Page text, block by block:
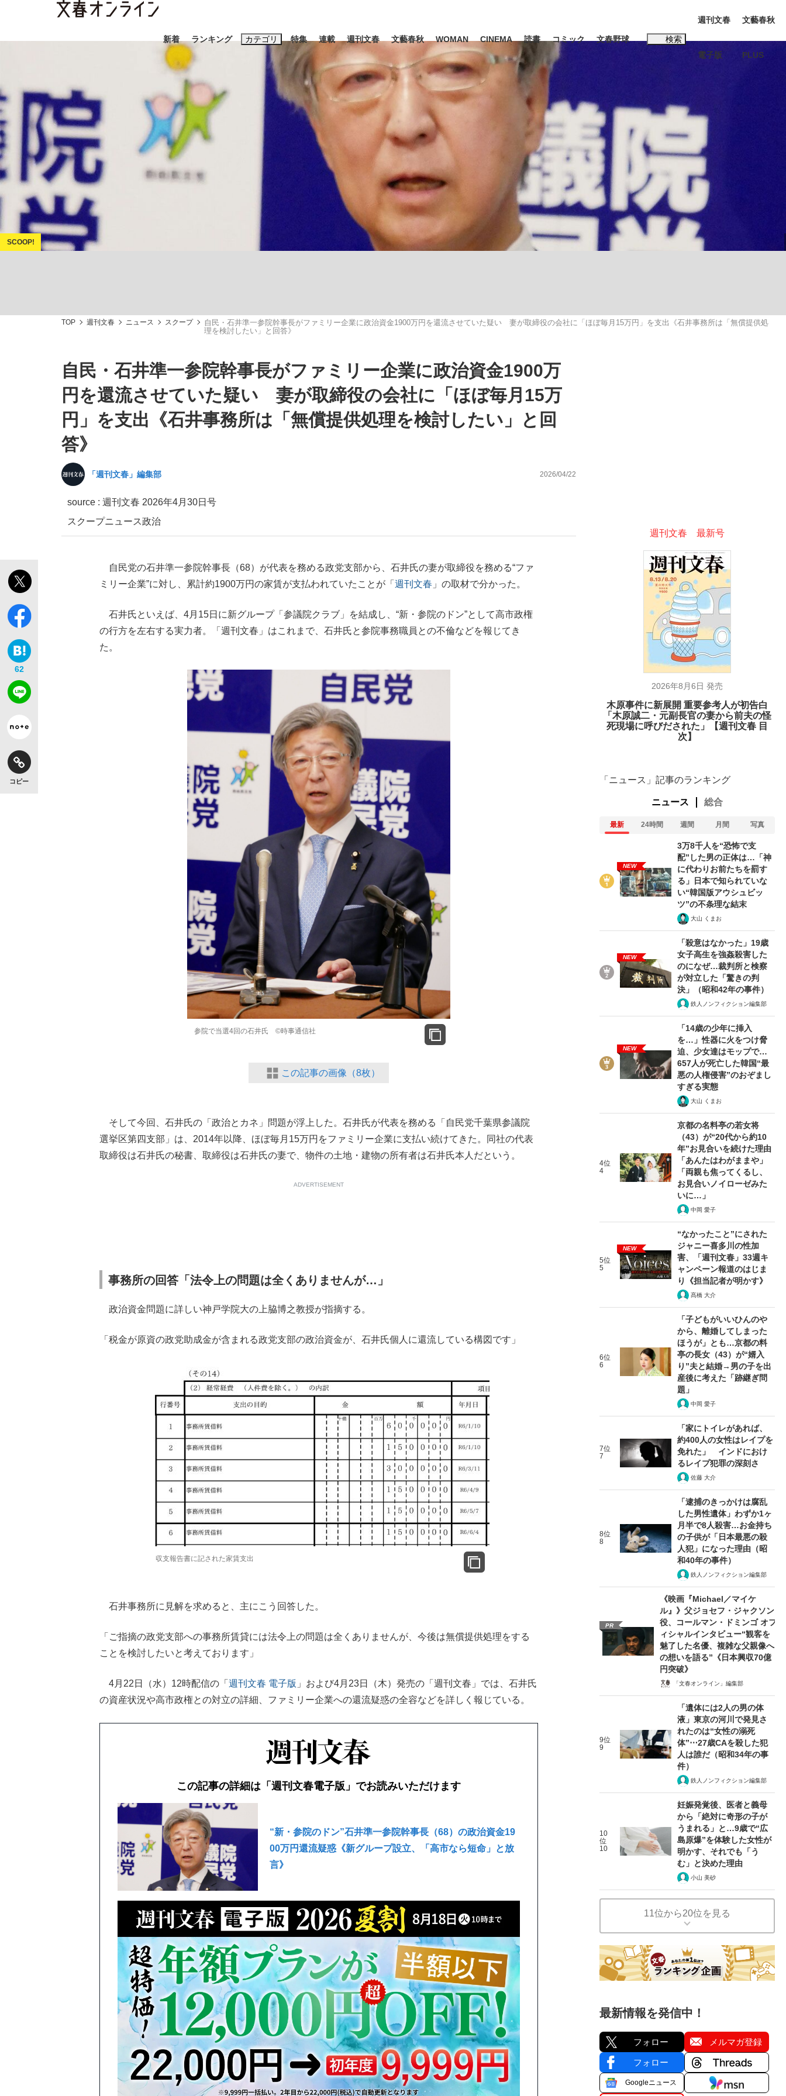
新着 ランキング カテゴリ
スクープ エンタメ ライフ ビジネス インタビュー
「90%は失敗する。でも…」本田圭佑が初めて明かした日本代表監督に... 「最悪の空気のまま解散」WBC日本代表“敗戦”の真実 選手が明かす...
「敗因分析は一切聞かれなかった」侍ジャパン選手が証言した“NPB聞... 「クマが悪者扱いされているのが悲しい」『北の国から』倉本聰氏（91...
「目標達成できなかったからと言って…」サッカー日本代表・森保一監督...
特集
観る将棋、読む将棋
キングの誕生を、目撃せよ。
連載 週刊文春 文藝春秋 WOMAN CINEMA 読書 コミック 文春野球 検索
キーワード入力
おすすめのキーワードタグ一覧
#藤田晋 #三山凌輝 #高市早苗 #後藤真希 #森岡毅 #城彰二
#松田聖子
#亀和田武
週刊文春
電子版
文藝春秋
PLUS
TOP 週刊文春 ニュース スクープ
自民・石井準一参院幹事長がファミリー企業に政治資金1900万円を還流させていた疑い 妻が取締役の会社に「ほぼ毎月15万円」を支出《石井事務所は「無償提供処
理を検討したい」と回答》
自民・石井準一参院幹事長がファミリー企業に政治資金1900万
円を還流させていた疑い 妻が取締役の会社に「ほぼ毎月15万
円」を支出《石井事務所は「無償提供処理を検討したい」と回
答》
「週刊文春」編集部 2026/04/22
source : 週刊文春 2026年4月30日号
スクープニュース政治
62
コピー
自民党の石井準一参院幹事長（68）が代表を務める政党支部から、石井氏の妻が取締役を務める“ファ
ミリー企業”に対し、累計約1900万円の家賃が支払われていたことが「 週刊文春 」の取材で分かった。
石井氏といえば、4月15日に新グループ「参議院クラブ」を結成し、“新・参院のドン”として高市政権
の行方を左右する実力者。「週刊文春」はこれまで、石井氏と参院事務職員との不倫などを報じてき
た。
参院で当選4回の石井氏 ©時事通信社
この記事の画像（8枚）
そして今回、石井氏の「政治とカネ」問題が浮上した。石井氏が代表を務める「自民党千葉県参議院
選挙区第四支部」は、2014年以降、ほぼ毎月15万円をファミリー企業に支払い続けてきた。同社の代表
取締役は石井氏の秘書、取締役は石井氏の妻で、物件の土地・建物の所有者は石井氏本人だという。
ADVERTISEMENT
事務所の回答「法令上の問題は全くありませんが…」
政治資金問題に詳しい神戸学院大の上脇博之教授が指摘する。
「税金が原資の政党助成金が含まれる政党支部の政治資金が、石井氏個人に還流している構図です」
収支報告書に記された家賃支出
石井事務所に見解を求めると、主にこう回答した。
「ご指摘の政党支部への事務所賃貸には法令上の問題は全くありませんが、今後は無償提供処理をする
ことを検討したいと考えております」
4月22日（水）12時配信の「 週刊文春 電子版 」および4月23日（木）発売の「週刊文春」では、石井氏
の資産状況や高市政権との対立の詳細、ファミリー企業への還流疑惑の全容などを詳しく報じている。
この記事の詳細は「週刊文春電子版」でお読みいただけます
“新・参院のドン”石井準一参院幹事長（68）の政治資金19
00万円還流疑惑《新グループ設立、「高市なら短命」と放
言》
週刊文春 最新号
2026年8月6日 発売
木原事件に新展開 重要参考人が初告白
「木原誠二・元副長官の妻から前夫の怪
死現場に呼びだされた」【週刊文春 目
次】
「ニュース」記事のランキング
ニュース 総合
最新 24時間 週間 月間 写真
NEW
3万8千人を“恐怖で支
配”した男の正体は…「神
に代わりお前たちを罰す
る」日本で知られていな
い“韓国版アウシュビッ
ツ”の不条理な結末
大山 くまお
NEW
「殺意はなかった」19歳
女子高生を強姦殺害した
のになぜ…裁判所と検察
が対立した「驚きの判
決」（昭和42年の事件）
鉄人ノンフィクション編集部
NEW
「14歳の少年に挿入
を…」性器に火をつけ脅
迫、少女達はモップで…
657人が死亡した韓国“最
悪の人権侵害”のおぞまし
すぎる実態
大山 くまお
4位
4
京都の名料亭の若女将
（43）が“20代から約10
年”お見合いを続けた理由
「あんたはわがままや」
「両親も焦ってくるし、
お見合いノイローゼみた
いに…」
中岡 愛子
5位
5
NEW
“なかったこと”にされた
ジャニー喜多川の性加
害、「週刊文春」33週キ
ャンペーン報道のはじま
り《担当記者が明かす》
髙橋 大介
6位
6
「子どもがいいひんのや
から、離婚してしまった
ほうが」とも…京都の料
亭の長女（43）が“婿入
り”夫と結婚→男の子を出
産後に考えた「跡継ぎ問
題」
中岡 愛子
7位
7
「家にトイレがあれば、
約400人の女性はレイプを
免れた」 インドにおけ
るレイプ犯罪の深刻さ
佐藤 大介
8位
8
「逮捕のきっかけは腐乱
した男性遺体」わずか1ヶ
月半で8人殺害…お金持ち
の子供が「日本最悪の殺
人犯」になった理由（昭
和40年の事件）
鉄人ノンフィクション編集部
PR
《映画『Michael／マイケ
ル』》父ジョセフ・ジャクソン
役、コールマン・ドミンゴ オフ
ィシャルインタビュー“観客を
魅了した名優、複雑な父親像へ
の想いを語る”《日本興収70億
円突破》
「文春オンライン」編集部
9位
9
「遺体には2人の男の体
液」東京の河川で発見さ
れたのは“女性の溺死
体”⋯27歳CAを殺した犯
人は誰だ（昭和34年の事
件）
鉄人ノンフィクション編集部
10
位
10
妊娠発覚後、医者と義母
から「絶対に奇形の子が
うまれる」と…9歳で“広
島原爆”を体験した女性が
明かす、それでも「う
む」と決めた理由
小山 美砂
11位から20位を見る
最新情報を発信中！
フォロー メルマガ登録
フォロー
Googleニュース